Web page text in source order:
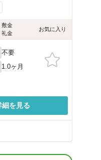
敷金
礼金
お気に入り
不要
1.0ヶ月
細を見る